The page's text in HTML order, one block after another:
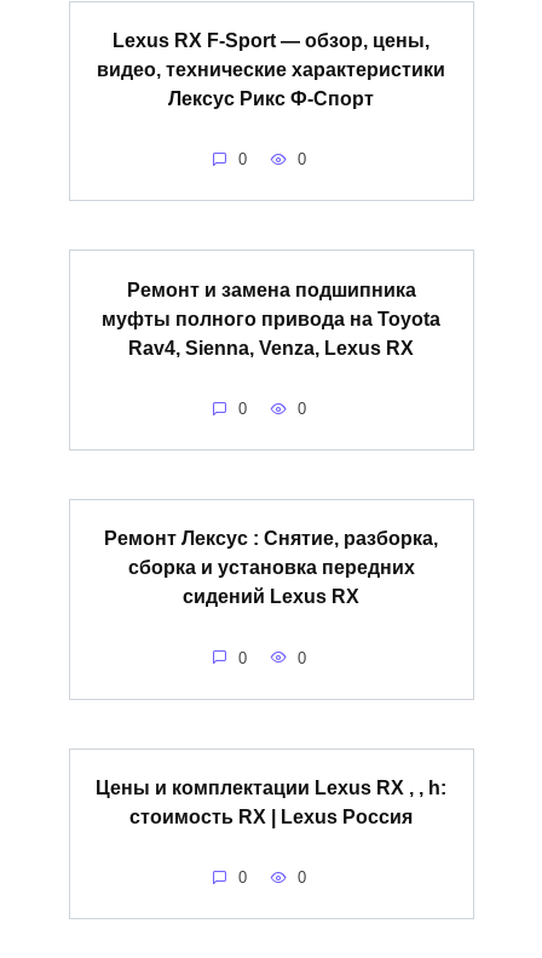
Lexus RX F-Sport — обзор, цены,
видео, технические характеристики
Лексус Рикс Ф-Спорт
0 0
Ремонт и замена подшипника
муфты полного привода на Toyota
Rav4, Sienna, Venza, Lexus RX
0 0
Ремонт Лексус : Снятие, разборка,
сборка и установка передних
сидений Lexus RX
0 0
Цены и комплектации Lexus RX , , h:
стоимость RX | Lexus Россия
0 0